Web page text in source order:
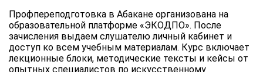
Профпереподготовка в Абакане организована на
образовательной платформе «ЭКОДПО». После
зачисления выдаем слушателю личный кабинет и
доступ ко всем учебным материалам. Курс включает
лекционные блоки, методические тексты и кейсы от
опытных специалистов по искусственному